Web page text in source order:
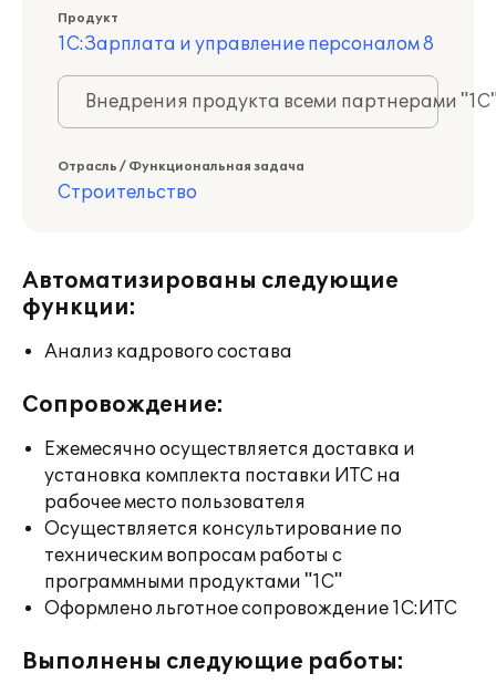
Продукт
1С:Зарплата и управление персоналом 8
Внедрения продукта всеми партнерами
Отрасль / Функциональная задача
Строительство
Автоматизированы следующие
функции:
Анализ кадрового состава
Сопровождение:
Ежемесячно осуществляется доставка и
установка комплекта поставки ИТС на
рабочее место пользователя
Осуществляется консультирование по
техническим вопросам работы с
программными продуктами "1С"
Оформлено льготное сопровождение 1С:ИТС
Выполнены следующие работы: